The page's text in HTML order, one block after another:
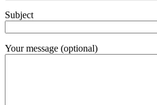
Subject
Your message (optional)